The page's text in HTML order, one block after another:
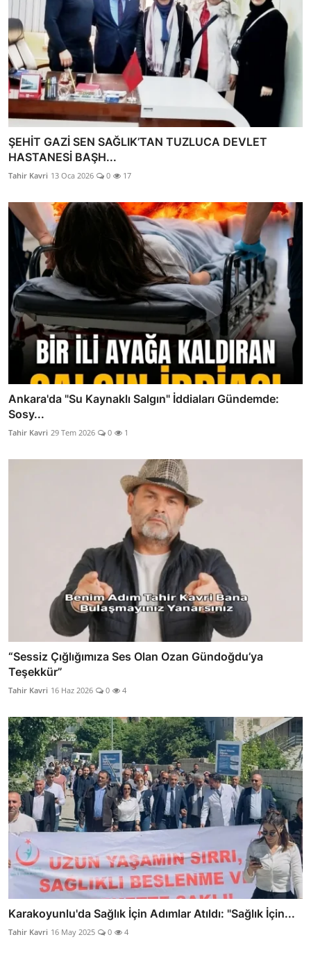
ŞEHİT GAZİ SEN SAĞLIK’TAN TUZLUCA DEVLET
HASTANESİ BAŞH...
Tahir Kavri 13 Oca 2026 0 17
Ankara'da "Su Kaynaklı Salgın" İddiaları Gündemde:
Sosy...
Tahir Kavri 29 Tem 2026 0 1
“Sessiz Çığlığımıza Ses Olan Ozan Gündoğdu’ya
Teşekkür”
Tahir Kavri 16 Haz 2026 0 4
Karakoyunlu'da Sağlık İçin Adımlar Atıldı: "Sağlık İçin...
Tahir Kavri 16 May 2025 0 4